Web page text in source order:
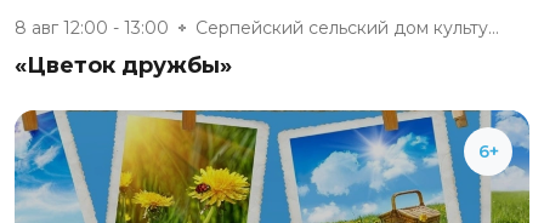
8 авг 12:00 - 13:00 Серпейский сельский дом культу...
«Цветок дружбы»
6+